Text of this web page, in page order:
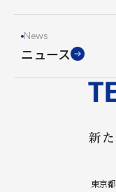
東京
News
ニュース